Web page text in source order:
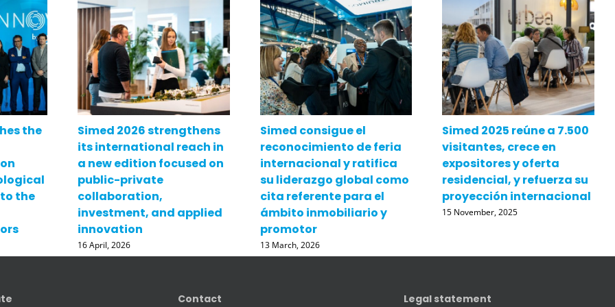
the
the
Simed 2026 strengthens
its international reach in
a new edition focused on
public-private
collaboration,
investment, and applied
innovation
16 April, 2026
Simed consigue el
reconocimiento de feria
internacional y ratifica
su liderazgo global como
cita referente para el
ámbito inmobiliario y
promotor
13 March, 2026
Simed 2025 reúne a 7.500
visitantes, crece en
expositores y oferta
residencial, y refuerza su
proyección internacional
15 November, 2025
Contact Legal statement